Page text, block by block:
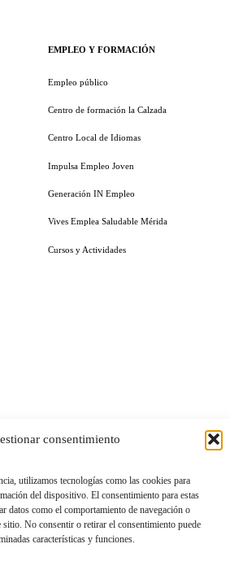
consentimiento
utilizamos tecnologías como las cookies para
del dispositivo. El consentimiento para estas
datos como el comportamiento de navegación o
sitio. No consentir o retirar el consentimiento puede
características y funciones.
EMPLEO Y FORMACIÓN
Empleo público
Centro de formación la Calzada
Centro Local de Idiomas
Impulsa Empleo Joven
Generación IN Empleo
Vives Emplea Saludable Mérida
Cursos y Actividades